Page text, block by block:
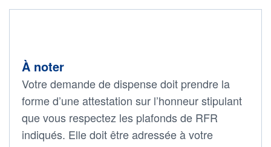
À noter
Votre demande de dispense doit prendre la
forme d’une attestation sur l’honneur stipulant
que vous respectez les plafonds de RFR
indiqués. Elle doit être adressée à votre